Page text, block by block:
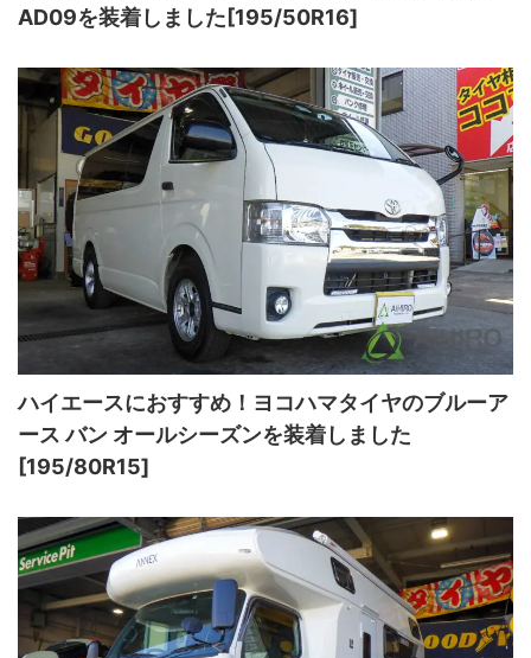
AD09を装着しました[195/50R16]
ハイエースにおすすめ！ヨコハマタイヤのブルーア
ース バン オールシーズンを装着しました
[195/80R15]